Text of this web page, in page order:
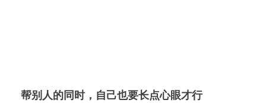
帮别人的同时，自己也要长点心眼才行